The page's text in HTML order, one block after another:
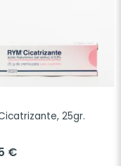
25gr.
€